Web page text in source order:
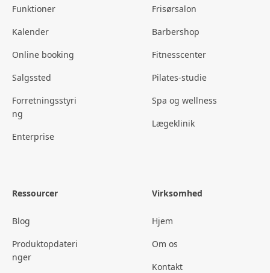
Funktioner
Kalender
Online booking
Salgssted
Forretningsstyri
ng
Enterprise
Frisørsalon
Barbershop
Fitnesscenter
Pilates-studie
Spa og wellness
Lægeklinik
Ressourcer
Blog
Produktopdateri
nger
Virksomhed
Hjem
Om os
Kontakt